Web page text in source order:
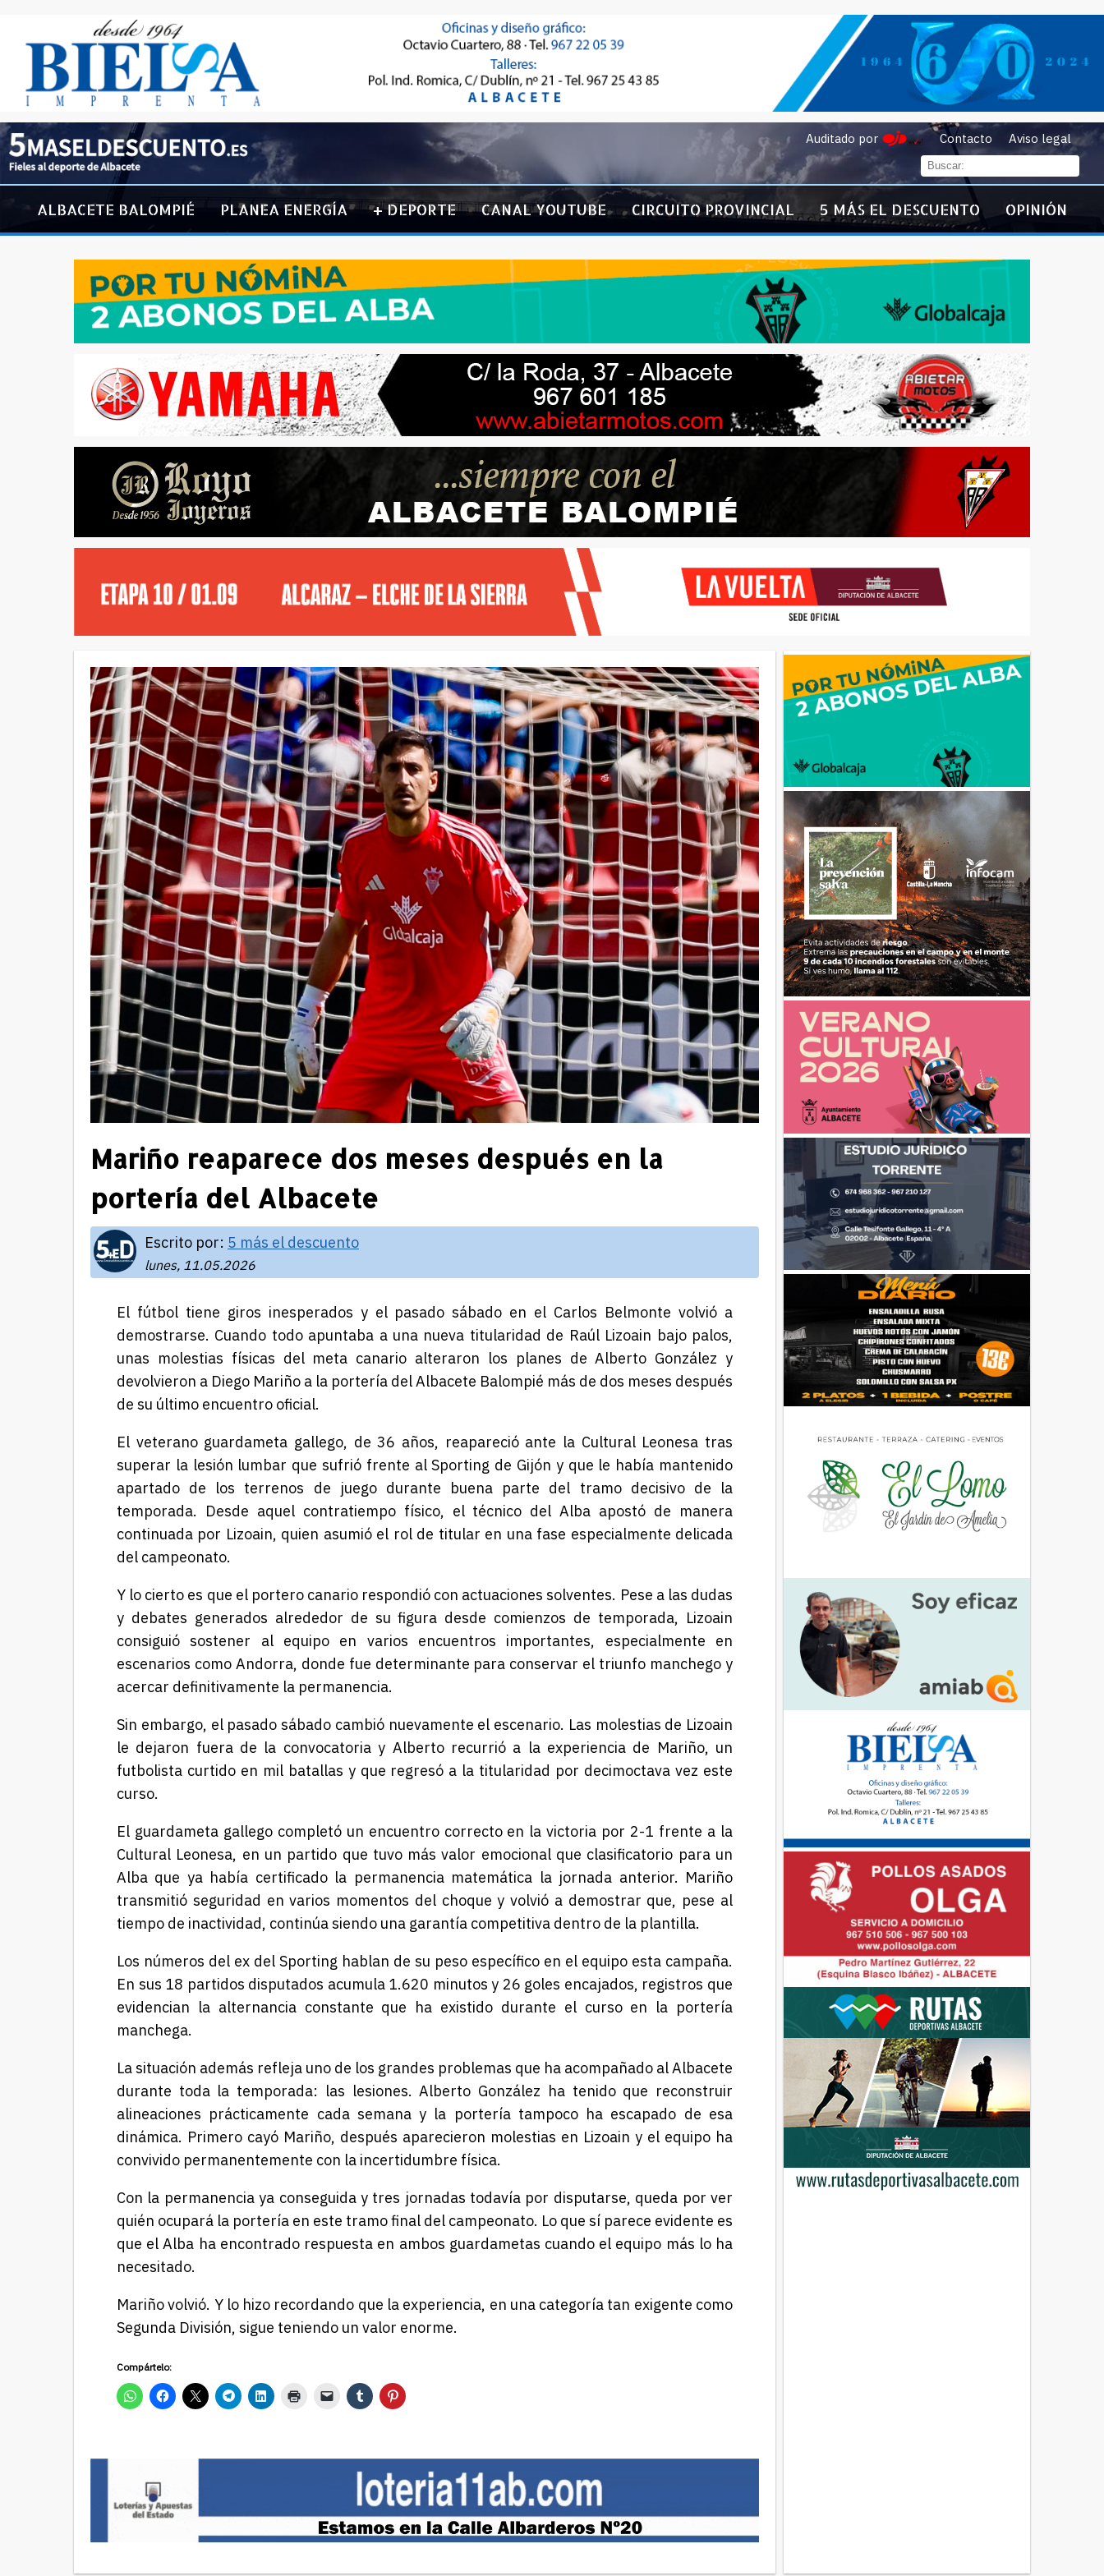
Auditado por Contacto Aviso legal
ALBACETE BALOMPIÉ PLANEA ENERGÍA + DEPORTE CANAL YOUTUBE CIRCUITO PROVINCIAL 5 MÁS EL DESCUENTO OPINIÓN
Mariño reaparece dos meses después en la
portería del Albacete
Escrito por: 5 más el descuento
lunes, 11.05.2026
El fútbol tiene giros inesperados y el pasado sábado en el Carlos Belmonte volvió a
demostrarse. Cuando todo apuntaba a una nueva titularidad de Raúl Lizoain bajo palos,
unas molestias físicas del meta canario alteraron los planes de Alberto González y
devolvieron a Diego Mariño a la portería del Albacete Balompié más de dos meses después
de su último encuentro oficial.
El veterano guardameta gallego, de 36 años, reapareció ante la Cultural Leonesa tras
superar la lesión lumbar que sufrió frente al Sporting de Gijón y que le había mantenido
apartado de los terrenos de juego durante buena parte del tramo decisivo de la
temporada. Desde aquel contratiempo físico, el técnico del Alba apostó de manera
continuada por Lizoain, quien asumió el rol de titular en una fase especialmente delicada
del campeonato.
Y lo cierto es que el portero canario respondió con actuaciones solventes. Pese a las dudas
y debates generados alrededor de su figura desde comienzos de temporada, Lizoain
consiguió sostener al equipo en varios encuentros importantes, especialmente en
escenarios como Andorra, donde fue determinante para conservar el triunfo manchego y
acercar definitivamente la permanencia.
Sin embargo, el pasado sábado cambió nuevamente el escenario. Las molestias de Lizoain
le dejaron fuera de la convocatoria y Alberto recurrió a la experiencia de Mariño, un
futbolista curtido en mil batallas y que regresó a la titularidad por decimoctava vez este
curso.
El guardameta gallego completó un encuentro correcto en la victoria por 2-1 frente a la
Cultural Leonesa, en un partido que tuvo más valor emocional que clasificatorio para un
Alba que ya había certificado la permanencia matemática la jornada anterior. Mariño
transmitió seguridad en varios momentos del choque y volvió a demostrar que, pese al
tiempo de inactividad, continúa siendo una garantía competitiva dentro de la plantilla.
Los números del ex del Sporting hablan de su peso específico en el equipo esta campaña.
En sus 18 partidos disputados acumula 1.620 minutos y 26 goles encajados, registros que
evidencian la alternancia constante que ha existido durante el curso en la portería
manchega.
La situación además refleja uno de los grandes problemas que ha acompañado al Albacete
durante toda la temporada: las lesiones. Alberto González ha tenido que reconstruir
alineaciones prácticamente cada semana y la portería tampoco ha escapado de esa
dinámica. Primero cayó Mariño, después aparecieron molestias en Lizoain y el equipo ha
convivido permanentemente con la incertidumbre física.
Con la permanencia ya conseguida y tres jornadas todavía por disputarse, queda por ver
quién ocupará la portería en este tramo final del campeonato. Lo que sí parece evidente es
que el Alba ha encontrado respuesta en ambos guardametas cuando el equipo más lo ha
necesitado.
Mariño volvió. Y lo hizo recordando que la experiencia, en una categoría tan exigente como
Segunda División, sigue teniendo un valor enorme.
Compártelo: